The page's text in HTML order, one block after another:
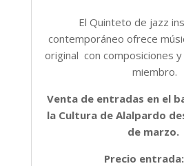
El Quinteto de jazz
contemporáneo ofrece
original con composiciones
miembro.
Venta de entradas en el
la Cultura de Alalpardo
de marzo.
Precio